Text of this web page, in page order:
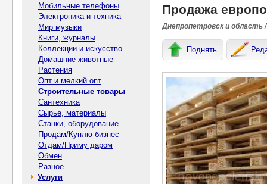
Мобильные телефоны
Электроника и техника
Мир музыки
Книги, журналы
Коллекции и искусство
Домашние животные
Растения
Опт и мелкий опт
Строительные товары
Сантехника
Сырье, материалы
Станки, оборудование
Продам/Куплю бизнес
Отдам/Приму даром
Обмен
Разное
Услуги
Продажа
Днепропетровск и область
Поднять